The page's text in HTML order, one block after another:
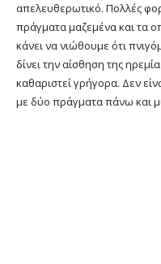
απελευθερωτικό. Πολλές
πράγματα μαζεμένα και τα
κάνει να νιώθουμε ότι
δίνει την αίσθηση της
καθαριστεί γρήγορα. Δεν
με δύο πράγματα πάνω και